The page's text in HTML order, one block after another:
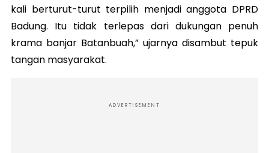
kali berturut-turut terpilih menjadi anggota DPRD
Badung. Itu tidak terlepas dari dukungan penuh
krama banjar Batanbuah,” ujarnya disambut tepuk
tangan masyarakat.
ADVERTISEMENT